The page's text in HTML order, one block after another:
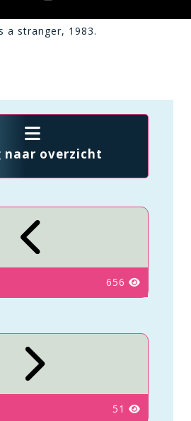
a stranger, 1983.
naar overzicht
656
51